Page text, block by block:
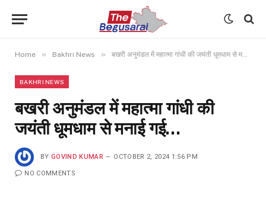
Home » Bakhri News » बखरी अनुमंडल में महात्मा गांधी की जयंती धूमधाम से मनाई गई…
BAKHRI NEWS
बखरी अनुमंडल में महात्मा गांधी की
जयंती धूमधाम से मनाई गई…
BY GOVIND KUMAR OCTOBER 2, 2024 1:56 PM
NO COMMENTS